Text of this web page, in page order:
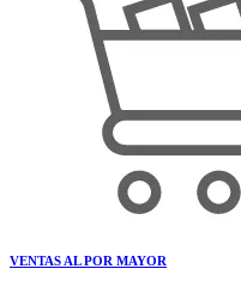
VENTAS AL POR MAYOR